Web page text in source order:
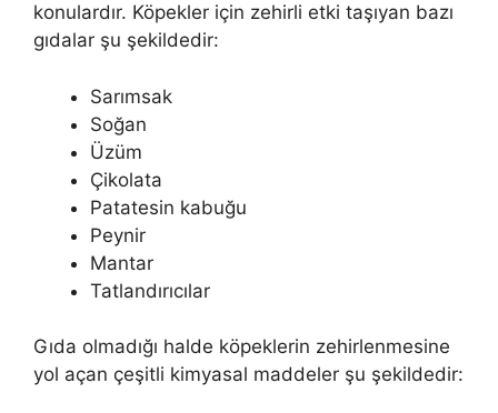
konulardır. Köpekler için zehirli etki taşıyan bazı
gıdalar şu şekildedir:
Sarımsak
Soğan
Üzüm
Çikolata
Patatesin kabuğu
Peynir
Mantar
Tatlandırıcılar
Gıda olmadığı halde köpeklerin zehirlenmesine
yol açan çeşitli kimyasal maddeler şu şekildedir: